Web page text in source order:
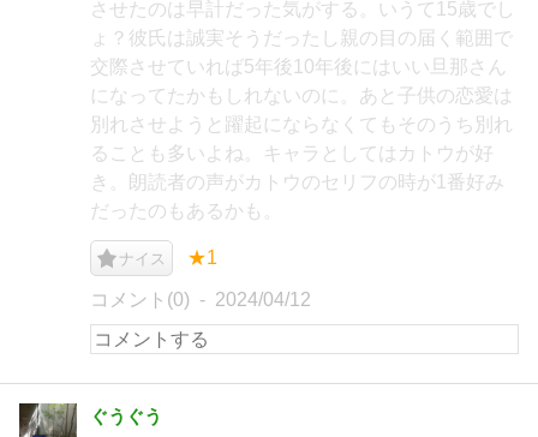
させたのは早計だった気がする。いうて15歳でし
ょ？彼氏は誠実そうだったし親の目の届く範囲で
交際させていれば5年後10年後にはいい旦那さん
になってたかもしれないのに。あと子供の恋愛は
別れさせようと躍起にならなくてもそのうち別れ
ることも多いよね。キャラとしてはカトウが好
き。朗読者の声がカトウのセリフの時が1番好み
だったのもあるかも。
ナイス ★1
コメント(0) 2024/04/12
ぐうぐう